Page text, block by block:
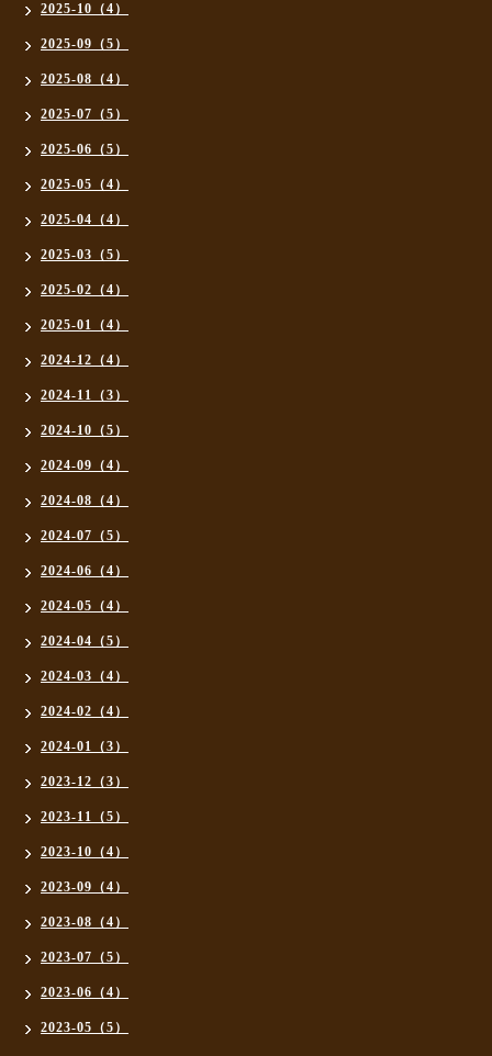
2025-10（4）
2025-09（5）
2025-08（4）
2025-07（5）
2025-06（5）
2025-05（4）
2025-04（4）
2025-03（5）
2025-02（4）
2025-01（4）
2024-12（4）
2024-11（3）
2024-10（5）
2024-09（4）
2024-08（4）
2024-07（5）
2024-06（4）
2024-05（4）
2024-04（5）
2024-03（4）
2024-02（4）
2024-01（3）
2023-12（3）
2023-11（5）
2023-10（4）
2023-09（4）
2023-08（4）
2023-07（5）
2023-06（4）
2023-05（5）